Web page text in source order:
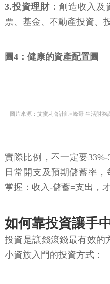
3.投資理財： 創造收入及
票、基金、不動產投資、
圖4：健康的資產配置圖
圖片來源：艾蜜莉會計師×峰哥 生活財務
實際比例，不一定要33%-
日常開支及預期儲蓄率
掌握：收入-儲蓄=支出，
如何靠投資讓手
投資是讓錢滾錢最有效的
小資族入門的投資方式：